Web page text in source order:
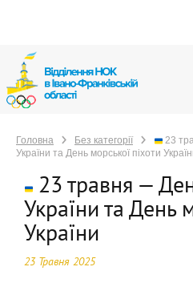
Головна Без категорії
23
України та День морської піхоти
23 травня —
України та День
України
23 Травня 2025